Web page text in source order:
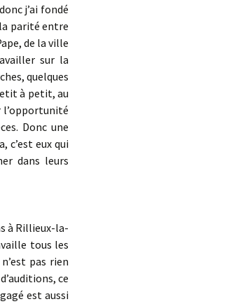
j’ai fondé
parité entre
de la ville
sur la
quelques
à petit, au
l’opportunité
Donc une
c’est eux qui
dans leurs
à Rillieux-la-
tous les
pas rien
ce
est aussi